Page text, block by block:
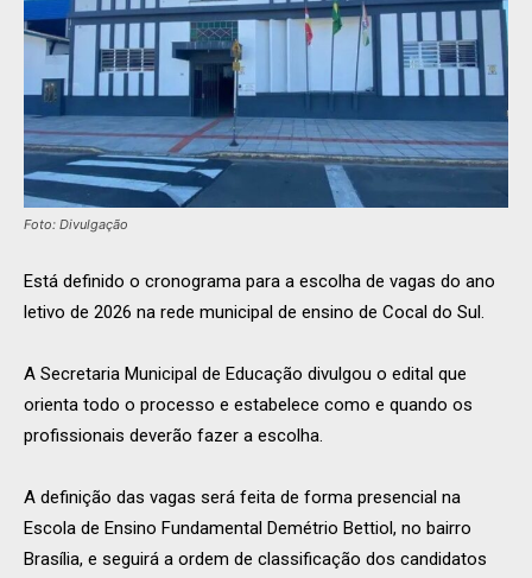
Foto: Divulgação
Está definido o cronograma para a escolha de vagas do ano
letivo de 2026 na rede municipal de ensino de Cocal do Sul.
A Secretaria Municipal de Educação divulgou o edital que
orienta todo o processo e estabelece como e quando os
profissionais deverão fazer a escolha.
A definição das vagas será feita de forma presencial na
Escola de Ensino Fundamental Demétrio Bettiol, no bairro
Brasília, e seguirá a ordem de classificação dos candidatos